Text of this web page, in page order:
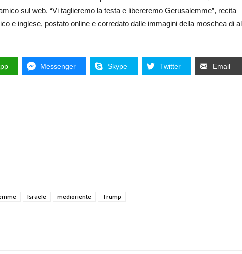
sul web. “Vi taglieremo la testa e libereremo Gerusalemme”, recita
e inglese, postato online e corredato dalle immagini della moschea di al
Messenger Skype Twitter Email
Israele medioriente Trump